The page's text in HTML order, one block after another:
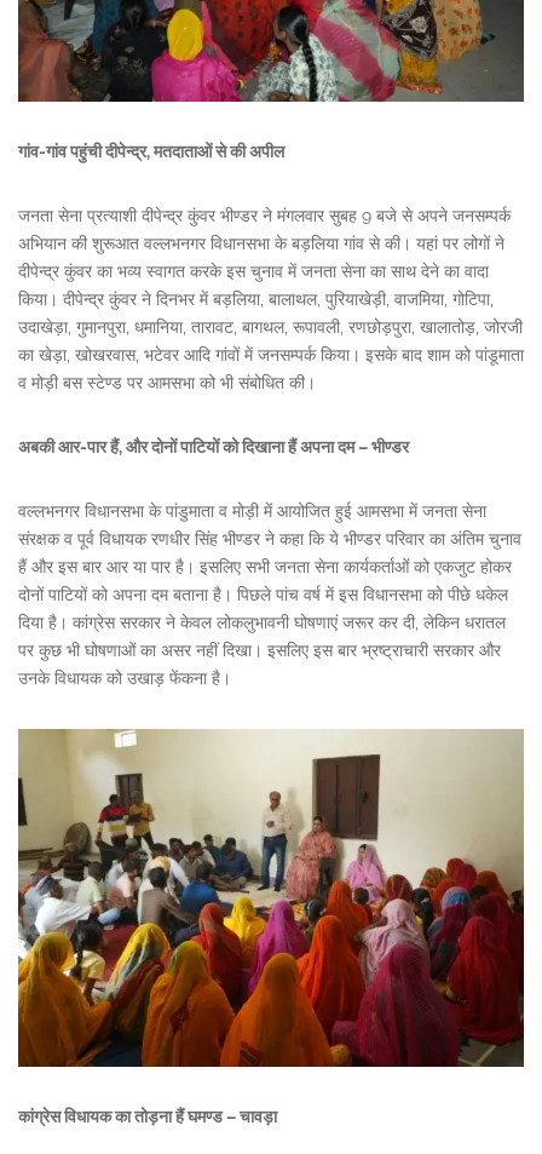
गांव-गांव पहुंची दीपेन्द्र, मतदाताओं से की अपील
जनता सेना प्रत्याशी दीपेन्द्र कुंवर भीण्डर ने मंगलवार सुबह 9 बजे से अपने जनसम्पर्क
अभियान की शुरूआत वल्लभनगर विधानसभा के बड़लिया गांव से की। यहां पर लोगों ने
दीपेन्द्र कुंवर का भव्य स्वागत करके इस चुनाव में जनता सेना का साथ देने का वादा
किया। दीपेन्द्र कुंवर ने दिनभर में बड़लिया, बालाथल, पुरियाखेड़ी, वाजमिया, गोटिपा,
उदाखेड़ा, गुमानपुरा, धमानिया, तारावट, बागथल, रूपावली, रणछोड़पुरा, खालातोड़, जोरजी
का खेड़ा, खोखरवास, भटेवर आदि गांवों में जनसम्पर्क किया। इसके बाद शाम को पांडूमाता
व मोड़ी बस स्टेण्ड पर आमसभा को भी संबोधित की।
अबकी आर-पार हैं, और दोनों पाटियों को दिखाना हैं अपना दम – भीण्डर
वल्लभनगर विधानसभा के पांडुमाता व मोड़ी में आयोजित हुई आमसभा में जनता सेना
संरक्षक व पूर्व विधायक रणधीर सिंह भीण्डर ने कहा कि ये भीण्डर परिवार का अंतिम चुनाव
हैं और इस बार आर या पार है। इसलिए सभी जनता सेना कार्यकर्ताओं को एकजुट होकर
दोनों पाटियों को अपना दम बताना है। पिछले पांच वर्ष में इस विधानसभा को पीछे धकेल
दिया है। कांग्रेस सरकार ने केवल लोकलुभावनी घोषणाएं जरूर कर दी, लेकिन धरातल
पर कुछ भी घोषणाओं का असर नहीं दिखा। इसलिए इस बार भ्रष्ट्राचारी सरकार और
उनके विधायक को उखाड़ फेंकना है।
कांग्रेस विधायक का तोड़ना हैं घमण्ड – चावड़ा